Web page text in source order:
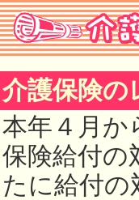
介護保険の
本年４月か
保険給付の
たに給付の